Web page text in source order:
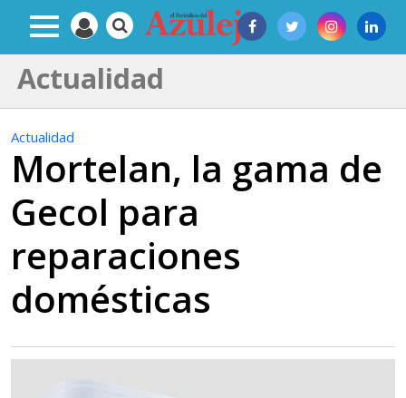
Actualidad
Actualidad
Mortelan, la gama de
Gecol para
reparaciones
domésticas